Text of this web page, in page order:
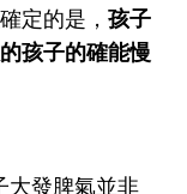
定的是， 孩子
孩子的確能慢
大發脾氣並非